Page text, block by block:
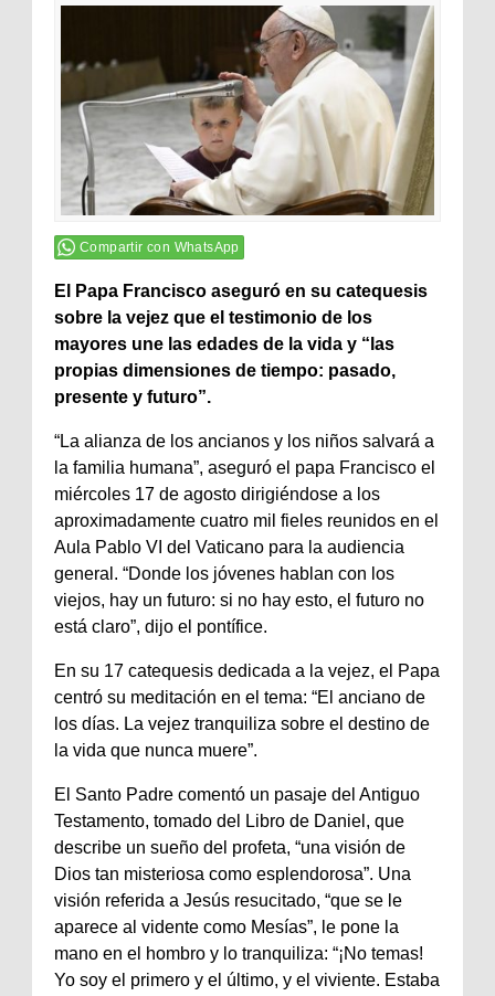
Compartir con WhatsApp
El Papa Francisco aseguró en su catequesis
sobre la vejez que el testimonio de los
mayores une las edades de la vida y “las
propias dimensiones de tiempo: pasado,
presente y futuro”.
“La alianza de los ancianos y los niños salvará a
la familia humana”, aseguró el papa Francisco el
miércoles 17 de agosto dirigiéndose a los
aproximadamente cuatro mil fieles reunidos en el
Aula Pablo VI del Vaticano para la audiencia
general. “Donde los jóvenes hablan con los
viejos, hay un futuro: si no hay esto, el futuro no
está claro”, dijo el pontífice.
En su 17 catequesis dedicada a la vejez, el Papa
centró su meditación en el tema: “El anciano de
los días. La vejez tranquiliza sobre el destino de
la vida que nunca muere”.
El Santo Padre comentó un pasaje del Antiguo
Testamento, tomado del Libro de Daniel, que
describe un sueño del profeta, “una visión de
Dios tan misteriosa como esplendorosa”. Una
visión referida a Jesús resucitado, “que se le
aparece al vidente como Mesías”, le pone la
mano en el hombro y lo tranquiliza: “¡No temas!
Yo soy el primero y el último, y el viviente. Estaba